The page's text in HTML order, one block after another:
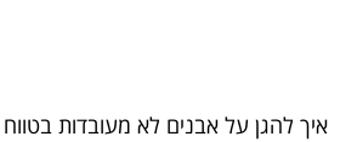
איך להגן על אבנים לא מעובדות